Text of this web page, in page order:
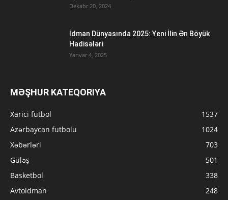
Dekabr 20, 2024
İdman Dünyasında 2025: Yeni İlin Ən Böyük
Hadisələri
Yanvar 4, 2025
MƏŞHUR KATEQORIYA
Xarici futbol
1537
Azərbaycan futbolu
1024
Xəbərləri
703
Güləş
501
Basketbol
338
Avtoidman
248